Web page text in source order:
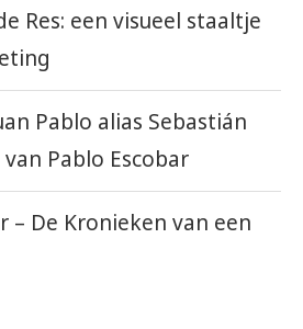
Res: een visueel staaltje
Pablo alias Sebastián
Pablo Escobar
– De Kronieken van een